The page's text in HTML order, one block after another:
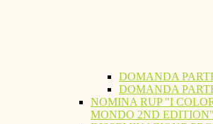
DOMANDA
DOMANDA
NOMINA RUP "I
MONDO 2ND EDITION"